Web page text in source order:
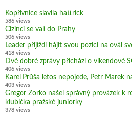
Kopřivnice slavila hattrick
586 views
Cizinci se valí do Prahy
506 views
Leader přijíždí hájit svou pozici na ovál
418 views
Dvě dobré zprávy přichází o víkendové
406 views
Karel Průša letos nepojede, Petr Marek
403 views
Gregor Zorko našel správný provázek k
klubíčka pražské juniorky
378 views